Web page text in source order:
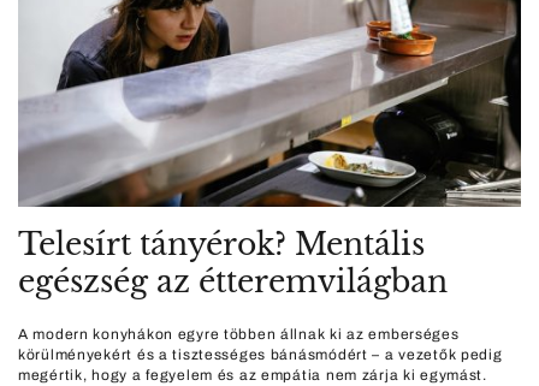
Telesírt tányérok? Mentális
egészség az étteremvilágban
A modern konyhákon egyre többen állnak ki az emberséges
körülményekért és a tisztességes bánásmódért – a vezetők pedig
megértik, hogy a fegyelem és az empátia nem zárja ki egymást.